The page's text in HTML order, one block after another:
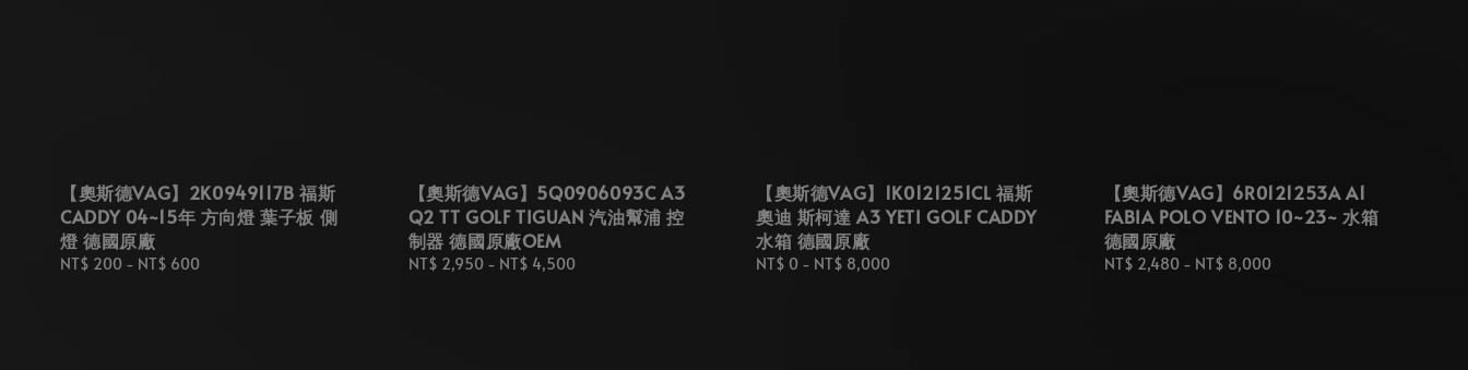
【奧斯德VAG】2K0949117B 福斯
CADDY 04~15年 方向燈 葉子板 側
燈 德國原廠
Regular
NT$ 200 - NT$ 600
【奧斯德VAG】5Q0906093C A3
Q2 TT GOLF TIGUAN 汽油幫浦 控
制器 德國原廠OEM
Regular
NT$ 2,950- NT$ 4,500
【奧斯德VAG】1K0121251CL 福斯
奧迪 斯柯達 A3 YETI GOLF CADDY
水箱 德國原廠
Regular
NT$ 0 - NT$ 8,000
【奧斯德VAG】6R0121253A A1
FABIA POLO VENTO 10~23~ 水箱
德國原廠
Regular
NT$ 2,480- NT$ 8,000